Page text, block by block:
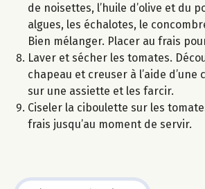
de noisettes, l’huile d’olive et du
algues, les échalotes, le
Bien mélanger. Placer au frais
Laver et sécher les tomates.
chapeau et creuser à l’aide d’une
sur une assiette et les farcir.
Ciseler la ciboulette sur les
frais jusqu’au moment de servir.